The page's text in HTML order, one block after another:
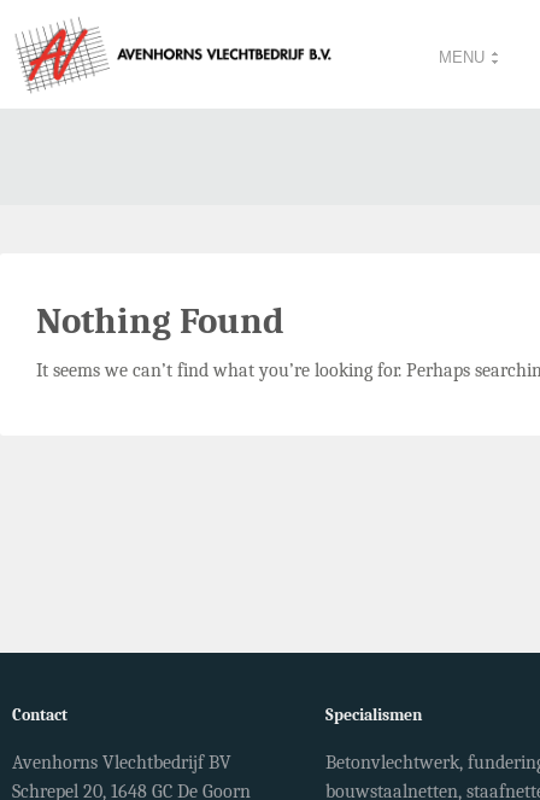
MENU
Nothing Found
It seems we can’t find what you’re looking for. Perhaps
Contact
Avenhorns Vlechtbedrijf BV
Schrepel 20, 1648 GC De Goorn
Specialismen
Betonvlechtwerk,
bouwstaalnetten,